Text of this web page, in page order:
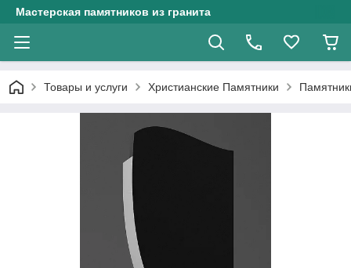
Мастерская памятников из гранита
Товары и услуги Христианские Памятники